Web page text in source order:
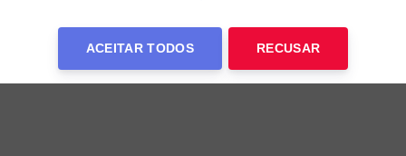
ACEITAR TODOS RECUSAR